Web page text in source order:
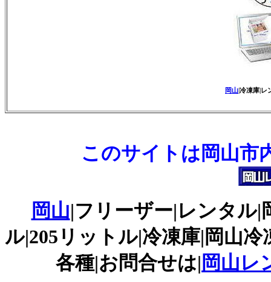
岡山|冷凍庫|レ
このサイトは岡山市
岡山|フリーザー|レンタル
ル|205リットル|冷凍庫|岡山
各種|お問合せは| 岡山レ